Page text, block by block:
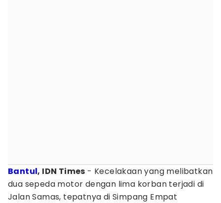
Bantul, IDN Times - Kecelakaan yang melibatkan
dua sepeda motor dengan lima korban terjadi di
Jalan Samas, tepatnya di Simpang Empat